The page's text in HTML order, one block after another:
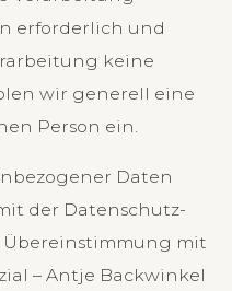
erforderlich und
keine
wir generell eine
Person ein.
Daten
der Datenschutz-
mit
– Antje Backwinkel